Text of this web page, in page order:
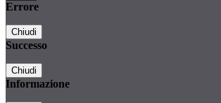
Errore
Chiudi
Successo
Chiudi
Informazione